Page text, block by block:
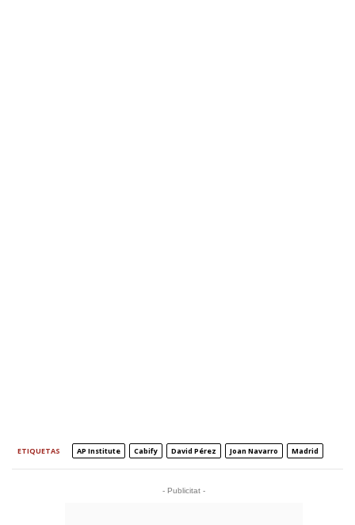
ETIQUETAS AP Institute Cabify David Pérez Joan Navarro Madrid
- Publicitat -